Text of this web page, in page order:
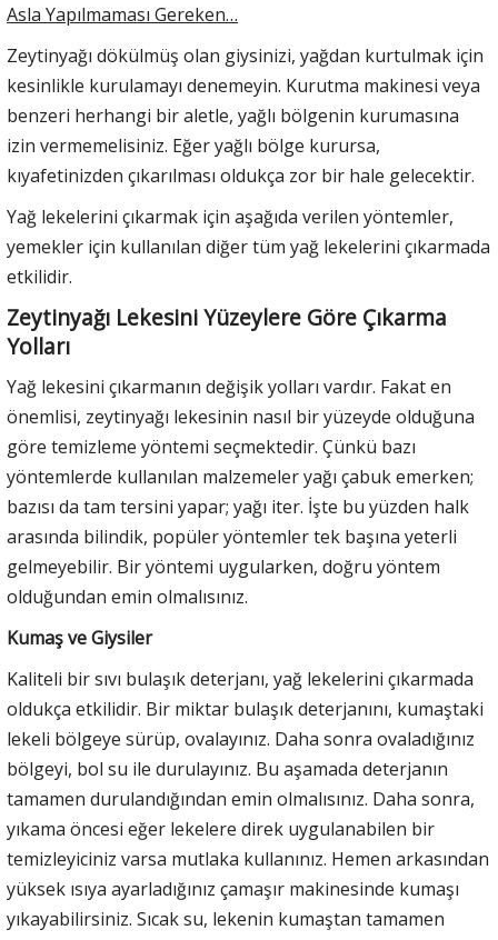
Asla Yapılmaması Gereken…
Zeytinyağı dökülmüş olan giysinizi, yağdan kurtulmak için
kesinlikle kurulamayı denemeyin. Kurutma makinesi veya
benzeri herhangi bir aletle, yağlı bölgenin kurumasına
izin vermemelisiniz. Eğer yağlı bölge kurursa,
kıyafetinizden çıkarılması oldukça zor bir hale gelecektir.
Yağ lekelerini çıkarmak için aşağıda verilen yöntemler,
yemekler için kullanılan diğer tüm yağ lekelerini çıkarmada
etkilidir.
Zeytinyağı Lekesini Yüzeylere Göre Çıkarma
Yolları
Yağ lekesini çıkarmanın değişik yolları vardır. Fakat en
önemlisi, zeytinyağı lekesinin nasıl bir yüzeyde olduğuna
göre temizleme yöntemi seçmektedir. Çünkü bazı
yöntemlerde kullanılan malzemeler yağı çabuk emerken;
bazısı da tam tersini yapar; yağı iter. İşte bu yüzden halk
arasında bilindik, popüler yöntemler tek başına yeterli
gelmeyebilir. Bir yöntemi uygularken, doğru yöntem
olduğundan emin olmalısınız.
Kumaş ve Giysiler
Kaliteli bir sıvı bulaşık deterjanı, yağ lekelerini çıkarmada
oldukça etkilidir. Bir miktar bulaşık deterjanını, kumaştaki
lekeli bölgeye sürüp, ovalayınız. Daha sonra ovaladığınız
bölgeyi, bol su ile durulayınız. Bu aşamada deterjanın
tamamen durulandığından emin olmalısınız. Daha sonra,
yıkama öncesi eğer lekelere direk uygulanabilen bir
temizleyiciniz varsa mutlaka kullanınız. Hemen arkasından
yüksek ısıya ayarladığınız çamaşır makinesinde kumaşı
yıkayabilirsiniz. Sıcak su, lekenin kumaştan tamamen